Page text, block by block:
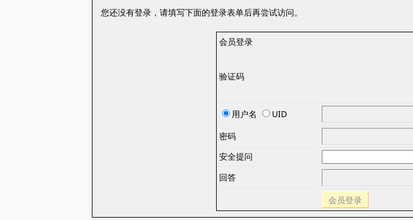
您还没有登录，请填写下面的登录表单后再尝试访问。
会员登录
验证码
用户名 UID
密码
安全提问
回答
会员登录